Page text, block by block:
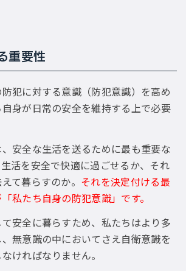
重要性
犯に対する意識（防犯意識）を高め
身が日常の安全を維持する上で必要
安全な生活を送るために最も重要な
活を安全で快適に過ごせるか、それ
て暮らすのか。 それを決定付ける最
私たち自身の防犯意識」です。
安全に暮らすため、私たちはより多
無意識の中においてさえ自衛意識を
ければなりません。